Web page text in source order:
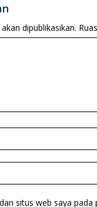
dipublikasikan.
situs web saya